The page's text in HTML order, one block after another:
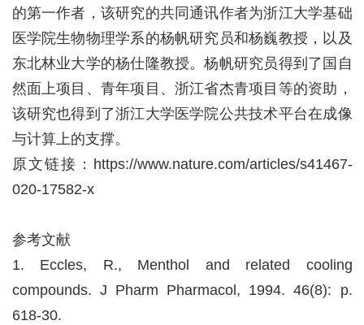
的第一作者，该研究的共同通讯作者为浙江大学基础
医学院生物物理学系的杨帆研究员和杨巍教授，以及
东北林业大学的杨仕隆教授。杨帆研究员得到了国自
然面上项目、青年项目、浙江省杰青项目等的资助，
该研究也得到了浙江大学医学院公共技术平台在成像
与计算上的支撑。
原文链接： https://www.nature.com/articles/s41467-
020-17582-x
参考文献
1. Eccles, R., Menthol and related cooling
compounds. J Pharm Pharmacol, 1994. 46(8): p.
618-30.